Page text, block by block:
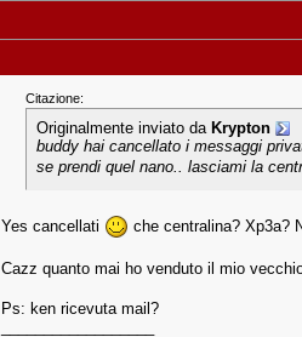
Citazione:
Originalmente inviato da Krypton
buddy hai cancellato i messaggi
se prendi quel nano.. lasciami la
Yes cancellati che centralina? Xp3a?
Cazz quanto mai ho venduto il mio
Ps: ken ricevuta mail?